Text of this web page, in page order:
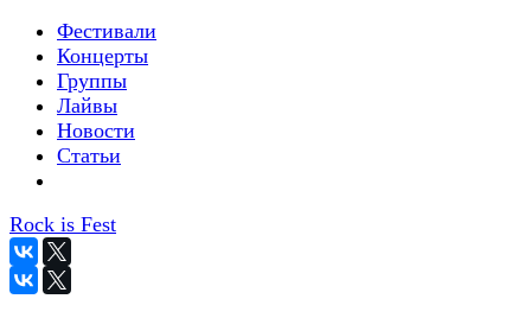
Фестивали
Концерты
Группы
Лайвы
Новости
Статьи
Rock is Fest